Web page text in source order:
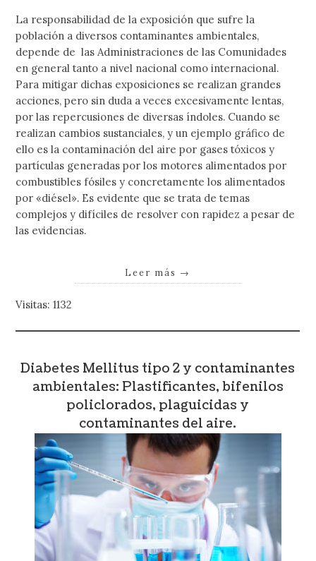
La responsabilidad de la exposición que sufre la
población a diversos contaminantes ambientales,
depende de las Administraciones de las Comunidades
en general tanto a nivel nacional como internacional.
Para mitigar dichas exposiciones se realizan grandes
acciones, pero sin duda a veces excesivamente lentas,
por las repercusiones de diversas índoles. Cuando se
realizan cambios sustanciales, y un ejemplo gráfico de
ello es la contaminación del aire por gases tóxicos y
partículas generadas por los motores alimentados por
combustibles fósiles y concretamente los alimentados
por «diésel». Es evidente que se trata de temas
complejos y difíciles de resolver con rapidez a pesar de
las evidencias.
Leer más →
Visitas: 1132
Diabetes Mellitus tipo 2 y contaminantes
ambientales: Plastificantes, bifenilos
policlorados, plaguicidas y
contaminantes del aire.